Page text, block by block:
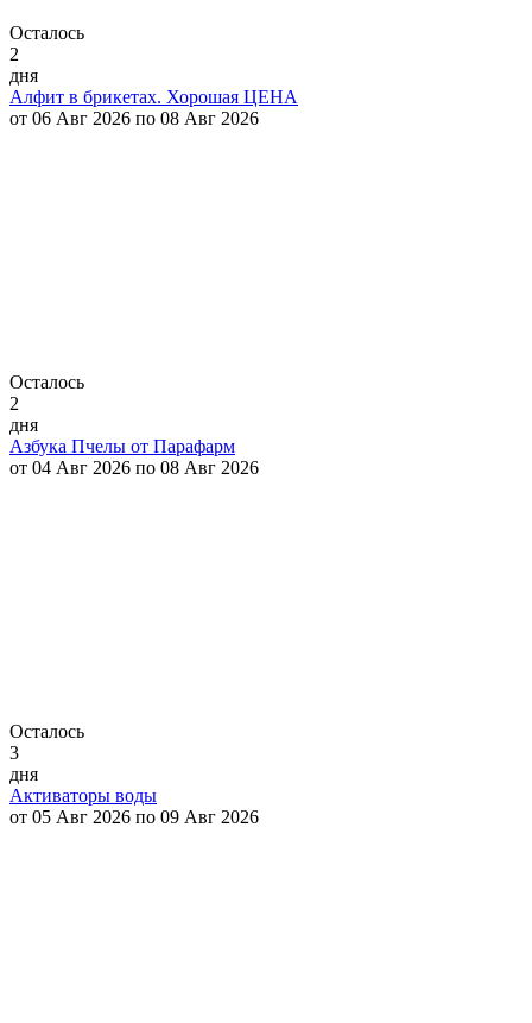
Осталось
2
дня
Алфит в брикетах. Хорошая ЦЕНА
от 06 Авг 2026 по 08 Авг 2026
Осталось
2
дня
Азбука Пчелы от Парафарм
от 04 Авг 2026 по 08 Авг 2026
Осталось
3
дня
Активаторы воды
от 05 Авг 2026 по 09 Авг 2026